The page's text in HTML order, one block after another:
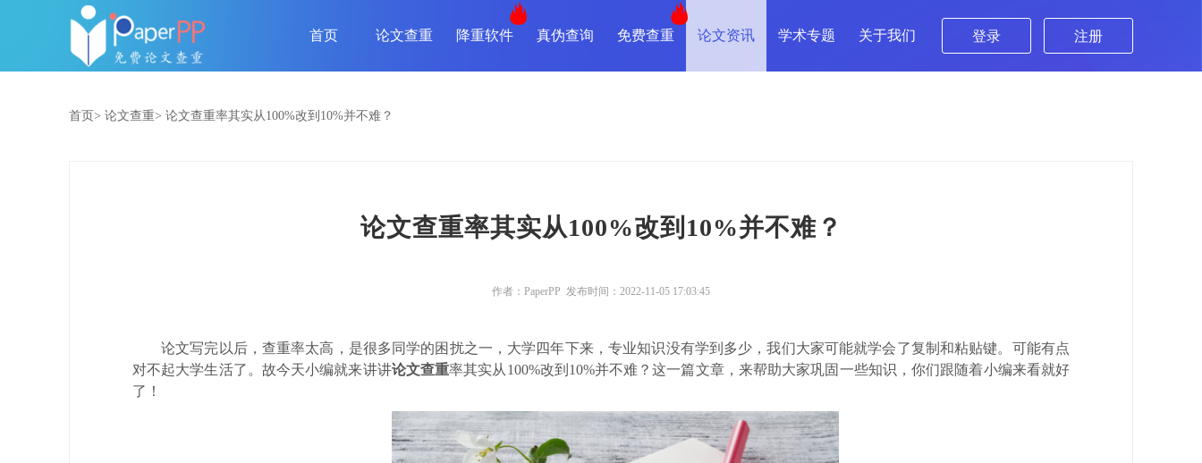
首页 论文查重 降重软件 真伪查询 免费查重 论文资讯 学术专题 关于我们 登录 注册
首页> 论文查重> 论文查重率其实从100%改到10%并不难？
论文查重率其实从100%改到10%并不难？
作者：PaperPP 发布时间：2022-11-05 17:03:45
论文写完以后，查重率太高，是很多同学的困扰之一，大学四年下来，专业知识没有学到多少，我们大家可能就学会了复制和粘贴键。可能有点
对不起大学生活了。故今天小编就来讲讲论文查重率其实从100%改到10%并不难？这一篇文章，来帮助大家巩固一些知识，你们跟随着小编来看就好
了！